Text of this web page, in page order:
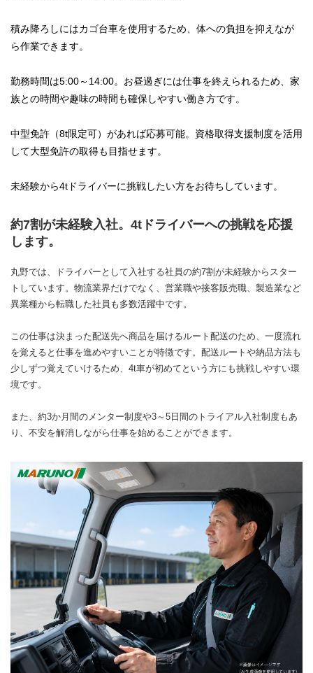
積み降ろしにはカゴ台車を使用するため、体への負担を抑えなが
ら作業できます。
勤務時間は5:00～14:00。お昼過ぎには仕事を終えられるため、家
族との時間や趣味の時間も確保しやすい働き方です。
中型免許（8t限定可）があれば応募可能。資格取得支援制度を活用
して大型免許の取得も目指せます。
未経験から4tドライバーに挑戦したい方をお待ちしています。
約7割が未経験入社。4tドライバーへの挑戦を応援
します。
丸野では、ドライバーとして入社する社員の約7割が未経験からスター
トしています。物流業界だけでなく、営業職や接客販売職、製造業など
異業種から転職した社員も多数活躍中です。
この仕事は決まった配送先へ商品を届けるルート配送のため、一度流れ
を覚えると仕事を進めやすいことが特徴です。配送ルートや納品方法も
少しずつ覚えていけるため、4t車が初めてという方にも挑戦しやすい環
境です。
また、約3か月間のメンター制度や3～5日間のトライアル入社制度もあ
り、不安を解消しながら仕事を始めることができます。